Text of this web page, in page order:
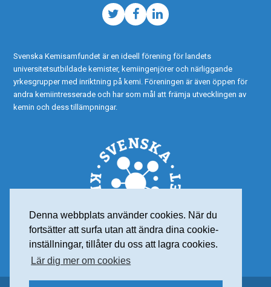
Denna webbplats använder cookies. När du
fortsätter att surfa utan att ändra dina cookie-
inställningar, tillåter du oss att lagra cookies.
Lär dig mer om cookies
TwitterFacebook
LinkedIn
Svenska Kemisamfundet är en ideell förening för landets
universitetsutbildade kemister, kemiingenjörer och närliggande
yrkesgrupper med inriktning på kemi. Föreningen är även öppen för
andra kemiintresserade och har som mål att främja utvecklingen av
kemin och dess tillämpningar.